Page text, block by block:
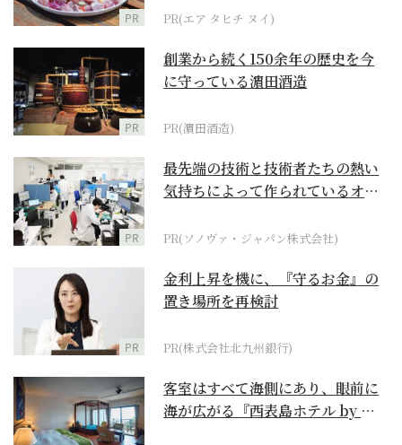
PR PR(エア タヒチ ヌイ)
PR
創業から続く150余年の歴史を今
に守っている濵田酒造
PR(濵田酒造)
PR
最先端の技術と技術者たちの熱い
気持ちによって作られているオー
PR(ソノヴァ・ジャパン株式会社)
PR
金利上昇を機に、『守るお金』の
置き場所を再検討
PR(株式会社北九州銀行)
客室はすべて海側にあり、眼前に
海が広がる『西表島ホテル by 星